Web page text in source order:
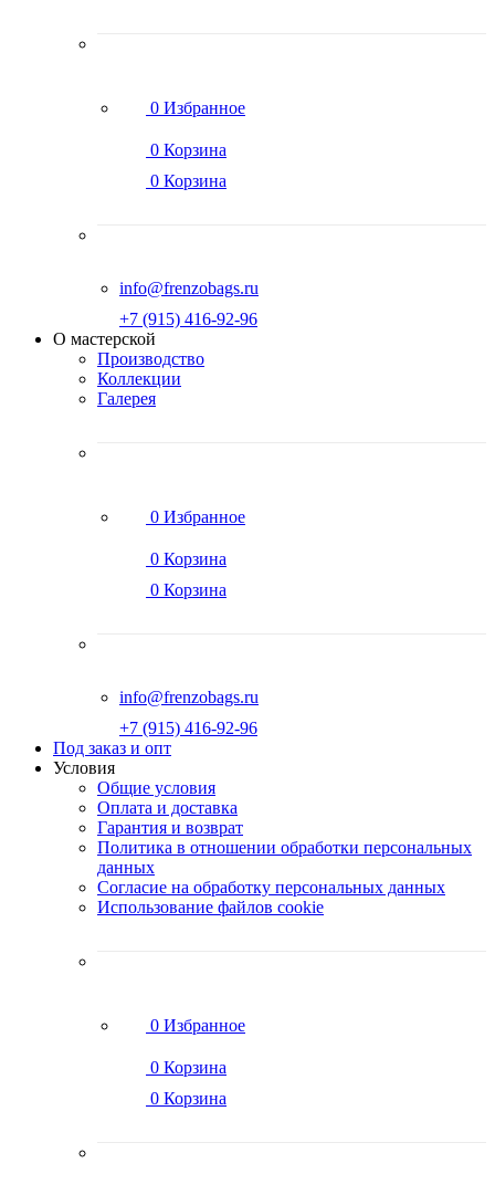
0 Избранное
0 Корзина
0 Корзина
info@frenzobags.ru
‭+7 (915) 416-92-96
О мастерской
Производство
Коллекции
Галерея
0 Избранное
0 Корзина
0 Корзина
info@frenzobags.ru
‭+7 (915) 416-92-96
Под заказ и опт
Условия
Общие условия
Оплата и доставка
Гарантия и возврат
Политика в отношении обработки персональных
данных
Согласие на обработку персональных данных
Использование файлов cookie
0 Избранное
0 Корзина
0 Корзина